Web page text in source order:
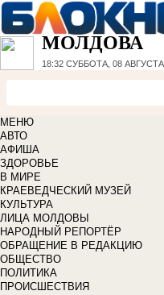
МОЛДОВА
18:32 СУББОТА, 08 АВГУСТА
МЕНЮ
АВТО
АФИША
ЗДОРОВЬЕ
В МИРЕ
КРАЕВЕДЧЕСКИЙ МУЗЕЙ
КУЛЬТУРА
ЛИЦА МОЛДОВЫ
НАРОДНЫЙ РЕПОРТЁР
ОБРАЩЕНИЕ В РЕДАКЦИЮ
ОБЩЕСТВО
ПОЛИТИКА
ПРОИСШЕСТВИЯ